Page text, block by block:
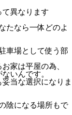
て異なります
たなら一体どのよ
車場として使う部
家は平屋の為、
いんです。
当な選択になりま
陰になる場所もで